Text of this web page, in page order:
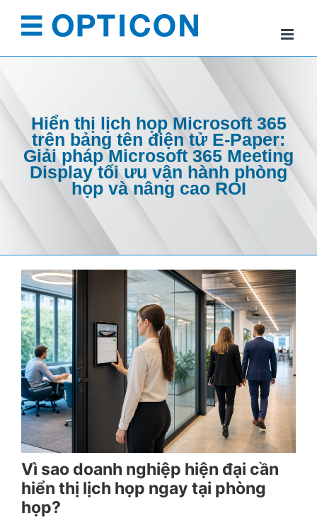
content
Hiển thị lịch họp Microsoft 365
trên bảng tên điện tử E-Paper:
Giải pháp Microsoft 365 Meeting
Display tối ưu vận hành phòng
họp và nâng cao ROI
Vì sao doanh nghiệp hiện đại cần
hiển thị lịch họp ngay tại phòng
họp?